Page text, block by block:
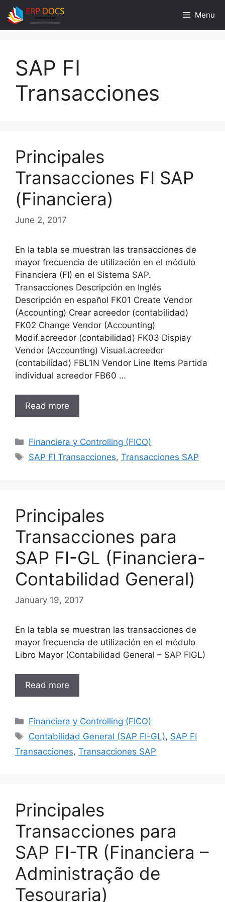
Skip
to
content
Menu
SAP FI
Transacciones
Principales
Transacciones FI SAP
(Financiera)
June 2, 2017
En la tabla se muestran las transacciones de
mayor frecuencia de utilización en el módulo
Financiera (FI) en el Sistema SAP.
Transacciones Descripción en Inglés
Descripción en español FK01 Create Vendor
(Accounting) Crear acreedor (contabilidad)
FK02 Change Vendor (Accounting)
Modif.acreedor (contabilidad) FK03 Display
Vendor (Accounting) Visual.acreedor
(contabilidad) FBL1N Vendor Line Items Partida
individual acreedor FB60 …
Read more
Categories
Financiera y Controlling (FICO)
Tags
SAP FI Transacciones,Transacciones SAP
Principales
Transacciones para
SAP FI-GL (Financiera-
Contabilidad General)
January 19, 2017
En la tabla se muestran las transacciones de
mayor frecuencia de utilización en el módulo
Libro Mayor (Contabilidad General – SAP FIGL)
Read more
Categories
Financiera y Controlling (FICO)
Tags
Contabilidad General (SAP FI-GL), SAP FI
Transacciones, Transacciones SAP
Principales
Transacciones para
SAP FI-TR (Financiera –
Administração de
Tesouraria)